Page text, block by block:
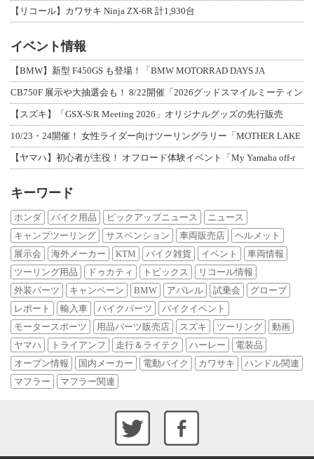
【リコール】カワサキ Ninja ZX-6R 計1,930台
イベント情報
【BMW】新型 F450GS も登場！「BMW MOTORRAD DAYS JA
CB750F 展示や大抽選会も！ 8/22開催「2026グッドスマイルミーティン
【スズキ】「GSX-S/R Meeting 2026」オリジナルグッズの先行販売
10/23・24開催！ 女性ライダー向けツーリングラリー「MOTHER LAKE
【ヤマハ】初心者が主役！ オフロード体験イベント「My Yamaha off-r
キーワード
ホンダ バイク用品 ピックアップニュース
ニュース
キャンプツーリング
サスペンション 車両販売店
ヘルメット
展示会
海外メーカー KTM バイク雑貨 イベント
車両情報
ツーリング用品
ドゥカティ トピックス
リコール情報
外装パーツ
キャンペーン BMW アパレル 試乗会
グローブ
レポート
輸入車 バイクパーツ
バイクイベント
モータースポーツ
用品パーツ販売店 スズキ ツーリング
動画
ヤマハ
トライアンフ 走行＆ライテク ハーレー
電装品
オープン情報
国内メーカー 電動バイク カワサキ
ハンドル関連
マフラー
マフラー関連